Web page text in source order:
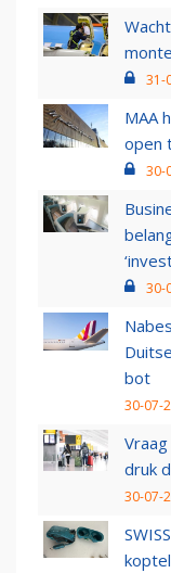
31-
MAA
open
30-
30-
bot
30-07-
druk
30-07-